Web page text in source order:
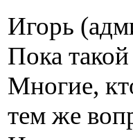
Игорь
Пока
Многие,
тем же